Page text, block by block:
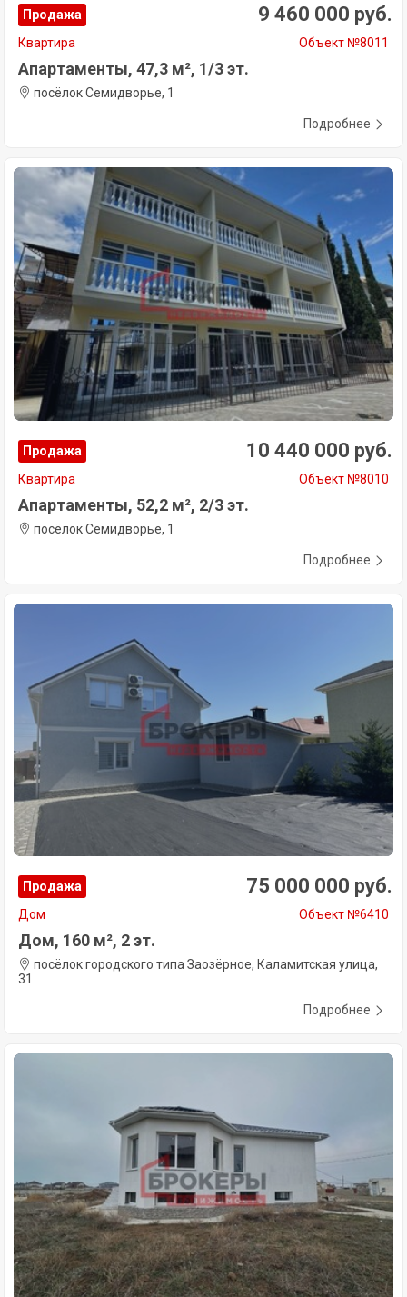
Продажа 9 460 000 руб.
Квартира Объект №8011
Апартаменты, 47,3 м², 1/3 эт.
посёлок Семидворье, 1
Подробнее
Продажа 10 440 000 руб.
Квартира Объект №8010
Апартаменты, 52,2 м², 2/3 эт.
посёлок Семидворье, 1
Подробнее
Продажа 75 000 000 руб.
Дом Объект №6410
Дом, 160 м², 2 эт.
посёлок городского типа Заозёрное, Каламитская улица,
31
Подробнее